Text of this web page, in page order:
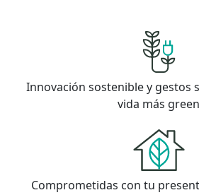
Innovación sostenible y gestos
vida más green
Comprometidas con tu